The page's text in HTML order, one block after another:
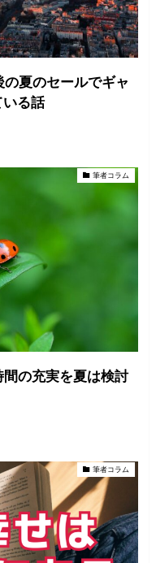
の夏のセールでギャ
いる話
筆者コラム
間の充実を夏は検討
筆者コラム